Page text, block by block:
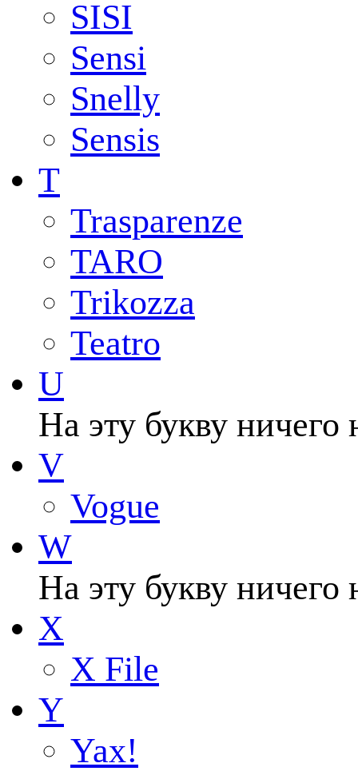
SISI
Sensi
Snelly
Sensis
T
Trasparenze
TARO
Trikozza
Teatro
U
На эту букву ничего
V
Vogue
W
На эту букву ничего
X
X File
Y
Yax!